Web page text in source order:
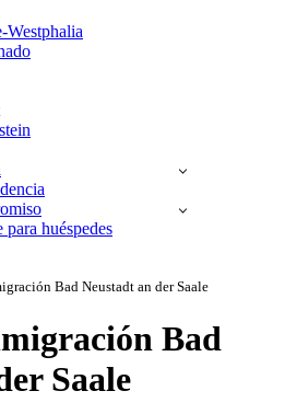
Westphalia
para huéspedes
Bad Neustadt an der Saale
Bad
Saale